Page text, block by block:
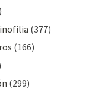
(377)
(166)
(299)